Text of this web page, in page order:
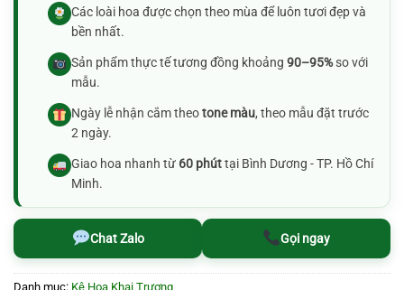
Các loài hoa được chọn theo mùa để luôn tươi đẹp và
bền nhất.
Sản phẩm thực tế tương đồng khoảng90–95%so với
mẫu.
Ngày lễ nhận cắm theotone màu, theo mẫu đặt trước
2 ngày.
Giao hoa nhanh từ 60 phúttại Bình Dương - TP. Hồ Chí
Minh.
Chat Zalo Gọi ngay
Danh mục: Kệ Hoa Khai Trương